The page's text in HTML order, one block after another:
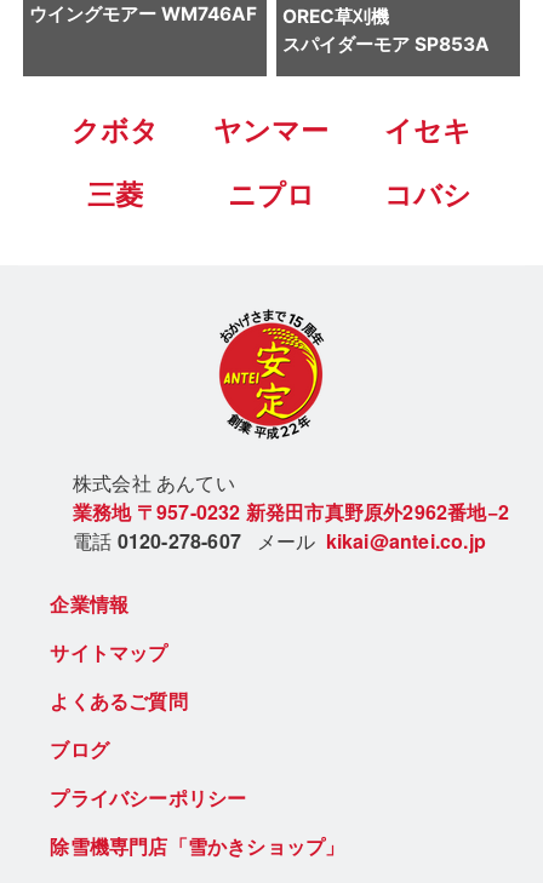
ウイングモアー WM746AF
OREC草刈機
スパイダーモア SP853A
クボタ ヤンマー
イセキ
三菱
ニプロ コバシ
株式会社 あんてい
業務地 〒957-0232 新発田市真野原外2962番地−2
電話 0120-278-607 メール kikai@antei.co.jp
企業情報
サイトマップ
よくあるご質問
ブログ
プライバシーポリシー
除雪機専門店「雪かきショップ」